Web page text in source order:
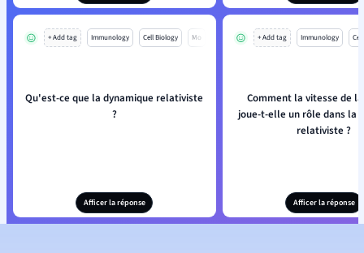
+ Add tag Immunology Cell Biology Mo
Qu'est-ce que la dynamique relativiste
?
Afficer la réponse
+ Add tag Immunology
Comment la vitesse de
joue-t-elle un rôle dans la
relativiste ?
Afficer la réponse